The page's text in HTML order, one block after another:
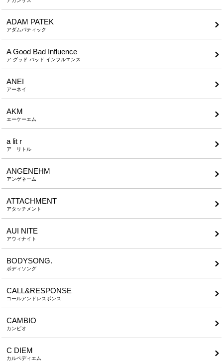
ADAM PATEK
アダムパティック
A Good Bad Influence
ア グッド バッド インフルエンス
ANEI
アーネイ
AKM
エーケーエム
a lit r
ア リトル
ANGENEHM
アンゲネーム
ATTACHMENT
アタッチメント
AUI NITE
アウィナイト
BODYSONG.
ボディソング
CALL&RESPONSE
コールアンドレスポンス
CAMBIO
カンビオ
C DIEM
カルペディエム